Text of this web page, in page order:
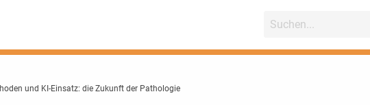
und KI-Einsatz: die Zukunft der Pathologie